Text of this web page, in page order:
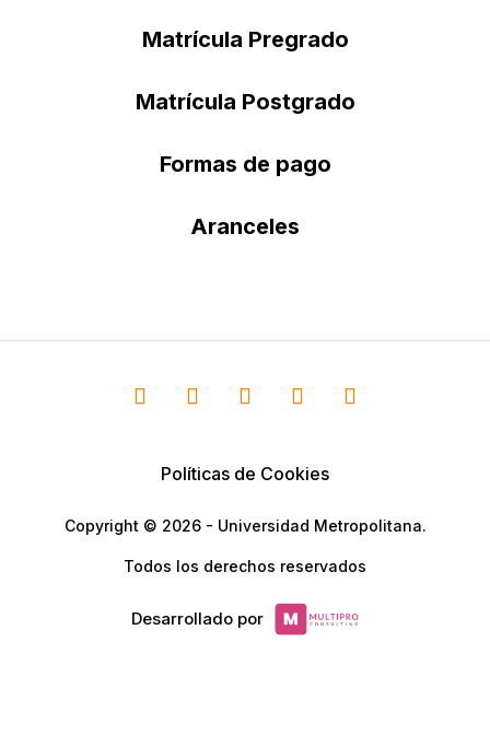
Matrícula Pregrado
Matrícula Postgrado
Formas de pago
Aranceles
Políticas de Cookies
Copyright © 2026 - Universidad Metropolitana.
Todos los derechos reservados
Desarrollado por